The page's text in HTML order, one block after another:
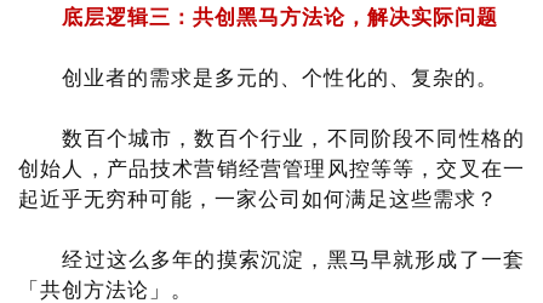
底层逻辑三：共创黑马方法论，解决实际问题
创业者的需求是多元的、个性化的、复杂的。
数百个城市，数百个行业，不同阶段不同性格的
创始人，产品技术营销经营管理风控等等，交叉在一
起近乎无穷种可能，一家公司如何满足这些需求？
经过这么多年的摸索沉淀，黑马早就形成了一套
「共创方法论」。